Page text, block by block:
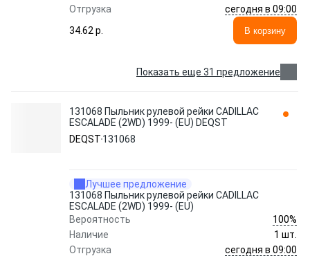
Отгрузка
сегодня в 09:00
34.62 p.
В корзину
Показать еще 31 предложение
131068 Пыльник рулевой рейки CADILLAC
ESCALADE (2WD) 1999- (EU) DEQST
DEQST 131068
Лучшее предложение
131068 Пыльник рулевой рейки CADILLAC
ESCALADE (2WD) 1999- (EU)
Вероятность
100%
Наличие
1 шт.
Отгрузка
сегодня в 09:00